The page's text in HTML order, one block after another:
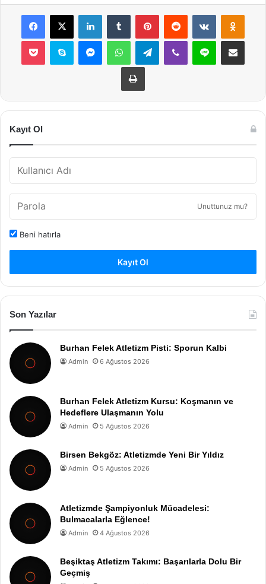
Facebook
X LinkedInTumblr PinterestReddit VKontakte
Pocket Skype MessengerWhatsAppTelegramViber Line E-Posta ile
Yazdır
Kayıt Ol
Unuttunuz mu?
Beni hatırla
Kayıt Ol
Son Yazılar
Burhan Felek Atletizm Pisti: Sporun Kalbi
Admin 6 Ağustos 2026
Burhan Felek Atletizm Kursu: Koşmanın ve
Hedeflere Ulaşmanın Yolu
Admin 5 Ağustos 2026
Birsen Bekgöz: Atletizmde Yeni Bir Yıldız
Admin 5 Ağustos 2026
Atletizmde Şampiyonluk Mücadelesi:
Bulmacalarla Eğlence!
Admin 4 Ağustos 2026
Beşiktaş Atletizm Takımı: Başarılarla Dolu Bir
Geçmiş